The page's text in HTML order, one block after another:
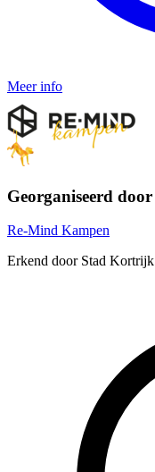
Meer info
Georganiseerd door
Re-Mind Kampen
Erkend door Stad Kortrijk